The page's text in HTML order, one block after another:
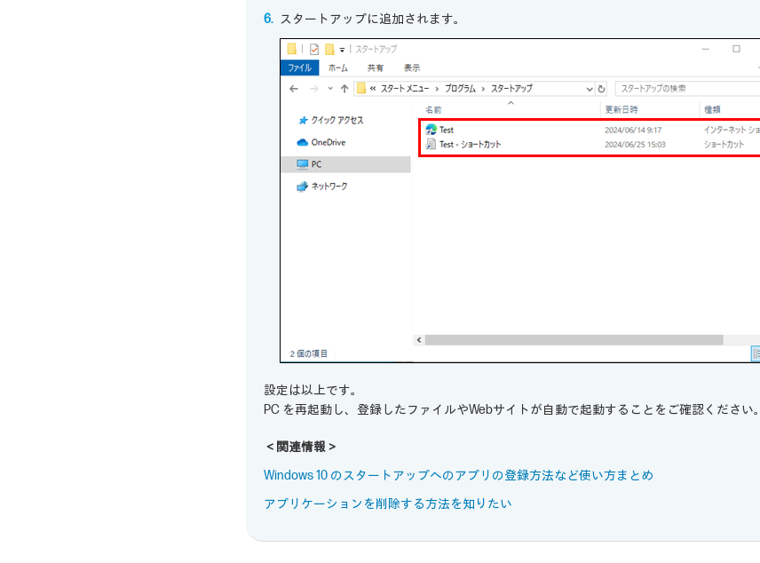
スタートアップに追加されます。
設定は以上です。
PC を再起動し、登録したファイルやWebサイトが自動で起動することをご確認ください。
＜関連情報＞
Windows 10 のスタートアップへのアプリの登録方法など使い方まとめ
アプリケーションを削除する方法を知りたい